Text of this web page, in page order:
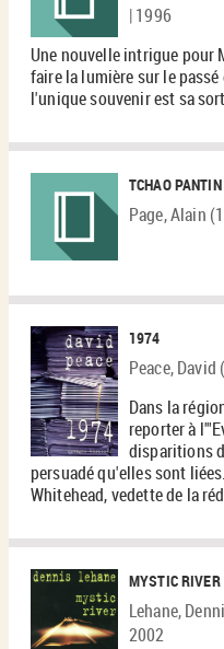
| 1996
Une nouvelle intrigue pour
faire la lumière sur le
l'unique souvenir est sa
TCHAO PANTIN
Page, Alain
1974
Peace,
Dans la
reporter à
disparitions
persuadé qu'elles sont
Whitehead, vedette de la
MYSTIC RIVER
Lehane,
2002